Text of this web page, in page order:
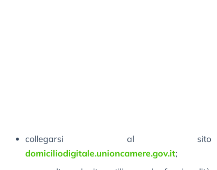
collegarsi al sito
domiciliodigitale.unioncamere.gov.it;